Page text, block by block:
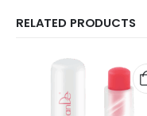
RELATED PRODUCTS